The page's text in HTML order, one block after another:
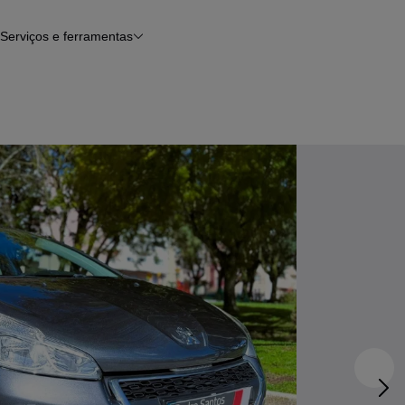
Serviços e ferramentas